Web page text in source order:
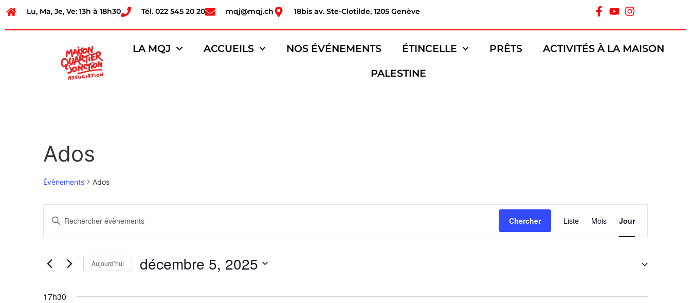
Lu, Ma, Je, Ve: 13h à 18h30 Tél. 022 545 20 20 mqj@mqj.ch 18bis av. Ste-Clotilde, 1205 Genève
LA MQJ ACCUEILS NOS ÉVÉNEMENTS ÉTINCELLE PRÊTS ACTIVITÉS À LA MAISON
PALESTINE
Ados
Évènements Ados
Recherche
et
navigation
de
vues
Saisir
mot-
Rechercher
mot-
Chercher
de
Évènement
Liste Mois Jour
Aujourd’hui décembre 5, 2025
17h30